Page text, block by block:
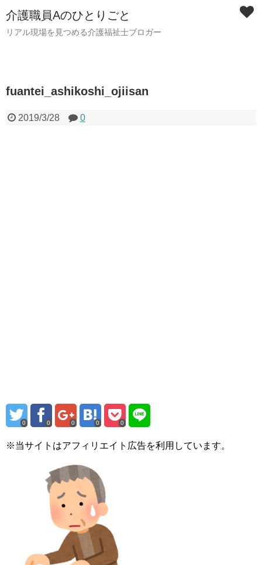
介護職員Aのひとりごと
リアル現場を見つめる介護福祉士ブロガー
fuantei_ashikoshi_ojiisan
2019/3/28 0
0 0 0 0 0
※当サイトはアフィリエイト広告を利用しています。